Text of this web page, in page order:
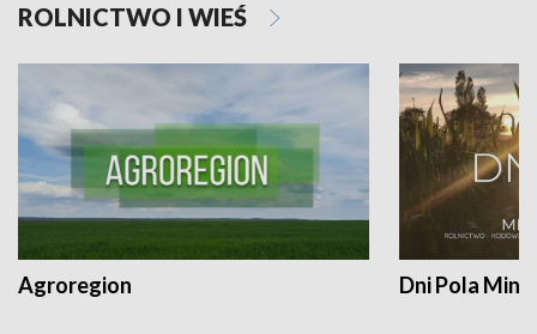
ROLNICTWO I WIEŚ
Agroregion Dni Pola